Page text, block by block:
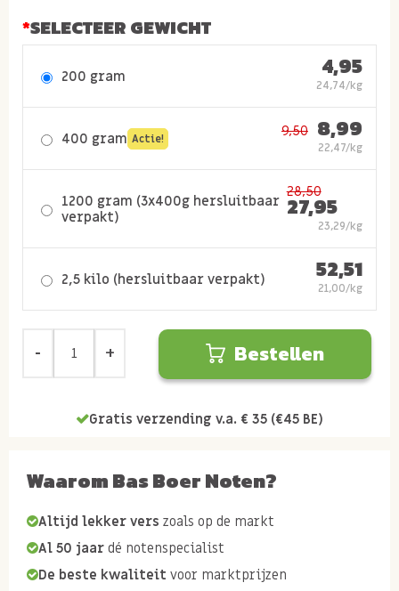
SELECTEER GEWICHT
200 gram 4,95
24,74/kg
400 gram Actie! 9,50 8,99
22,47/kg
1200 gram (3x400g hersluitbaar
verpakt)
28,50
27,95
23,29/kg
2,5 kilo (hersluitbaar verpakt) 52,51
21,00/kg
Bestellen
Gratis verzending v.a. € 35 (€45 BE)
Waarom Bas Boer Noten?
Altijd lekker vers zoals op de markt
Al 50 jaar dé notenspecialist
De beste kwaliteit voor marktprijzen